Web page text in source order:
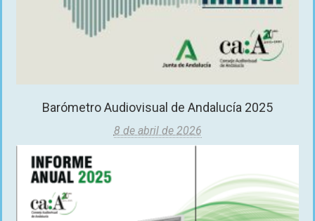
Barómetro Audiovisual de Andalucía 2025
8 de abril de 2026